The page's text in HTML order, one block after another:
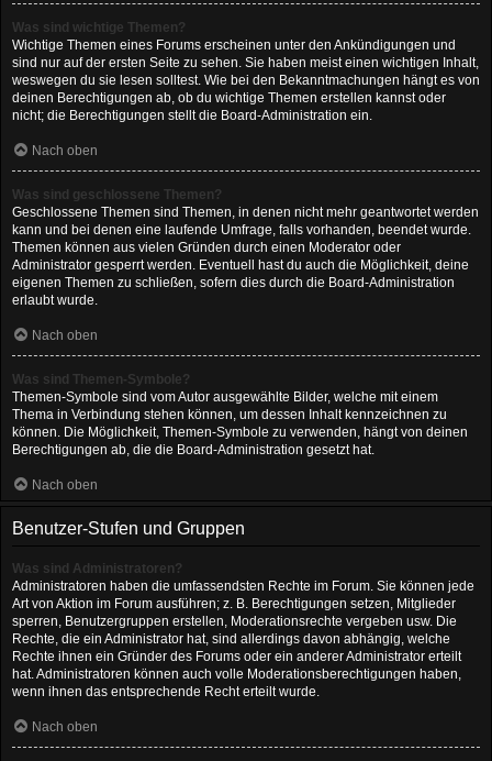
Was sind wichtige Themen?
Wichtige Themen eines Forums erscheinen unter den Ankündigungen und
sind nur auf der ersten Seite zu sehen. Sie haben meist einen wichtigen Inhalt,
weswegen du sie lesen solltest. Wie bei den Bekanntmachungen hängt es von
deinen Berechtigungen ab, ob du wichtige Themen erstellen kannst oder
nicht; die Berechtigungen stellt die Board-Administration ein.
Nach oben
Was sind geschlossene Themen?
Geschlossene Themen sind Themen, in denen nicht mehr geantwortet werden
kann und bei denen eine laufende Umfrage, falls vorhanden, beendet wurde.
Themen können aus vielen Gründen durch einen Moderator oder
Administrator gesperrt werden. Eventuell hast du auch die Möglichkeit, deine
eigenen Themen zu schließen, sofern dies durch die Board-Administration
erlaubt wurde.
Nach oben
Was sind Themen-Symbole?
Themen-Symbole sind vom Autor ausgewählte Bilder, welche mit einem
Thema in Verbindung stehen können, um dessen Inhalt kennzeichnen zu
können. Die Möglichkeit, Themen-Symbole zu verwenden, hängt von deinen
Berechtigungen ab, die die Board-Administration gesetzt hat.
Nach oben
Benutzer-Stufen und Gruppen
Was sind Administratoren?
Administratoren haben die umfassendsten Rechte im Forum. Sie können jede
Art von Aktion im Forum ausführen; z. B. Berechtigungen setzen, Mitglieder
sperren, Benutzergruppen erstellen, Moderationsrechte vergeben usw. Die
Rechte, die ein Administrator hat, sind allerdings davon abhängig, welche
Rechte ihnen ein Gründer des Forums oder ein anderer Administrator erteilt
hat. Administratoren können auch volle Moderationsberechtigungen haben,
wenn ihnen das entsprechende Recht erteilt wurde.
Nach oben